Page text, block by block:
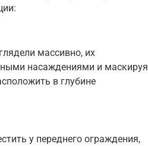
массивно, их
насаждениями и маскируя
в глубине
у переднего ограждения,